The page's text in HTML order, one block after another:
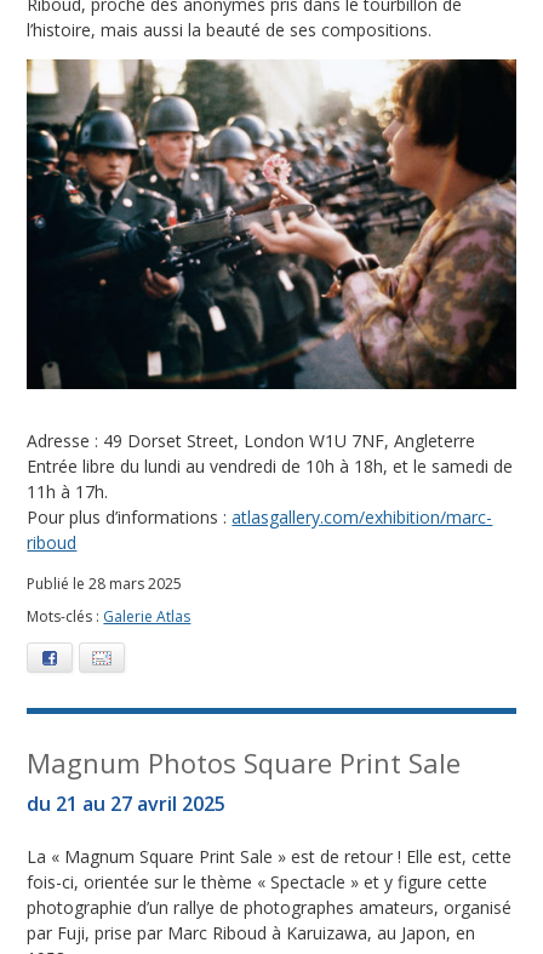
Riboud, proche des anonymes pris dans le tourbillon de
l’histoire, mais aussi la beauté de ses compositions.
Adresse : 49 Dorset Street, London W1U 7NF, Angleterre
Entrée libre du lundi au vendredi de 10h à 18h, et le samedi de
11h à 17h.
Pour plus d’informations :atlasgallery.com/exhibition/marc-
riboud
Publié le 28 mars 2025
Mots-clés : Galerie Atlas
Facebook
Magnum Photos Square Print Sale
du 21 au 27 avril 2025
La « Magnum Square Print Sale » est de retour ! Elle est, cette
fois-ci, orientée sur le thème « Spectacle » et y figure cette
photographie d’un rallye de photographes amateurs, organisé
par Fuji, prise par Marc Riboud à Karuizawa, au Japon, en